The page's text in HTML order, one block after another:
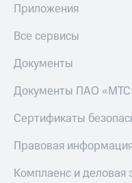
Приложения
Все сервисы
Документы
Документы ПАО
Сертификаты
Правовая
Комплаенс и деловая